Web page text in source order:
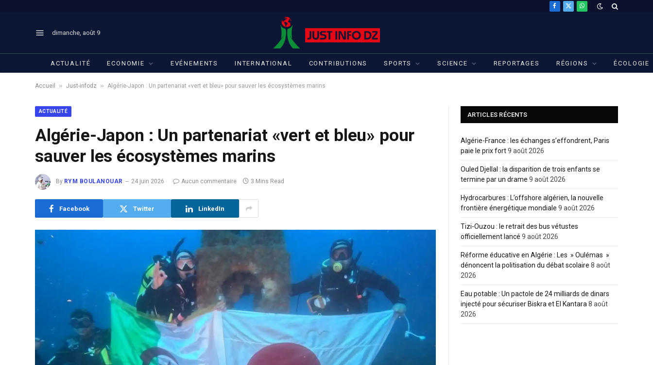
Facebook
X
WhatsApp
dimanche, août 9
ACTUALITÉ ECONOMIE EVÉNEMENTS INTERNATIONAL CONTRIBUTIONS SPORTS SCIENCE REPORTAGES RÉGIONS ÉCOLOGIE
Accueil » Just-infodz » Algérie-Japon : Un partenariat «vert et bleu» pour sauver les écosystèmes marins​
ACTUALITÉ
Algérie-Japon : Un partenariat «vert et bleu» pour
sauver les écosystèmes marins​
By RYM BOULANOUAR 24 juin 2026 Aucun commentaire 3 Mins Read
Facebook Twitter LinkedIn
ARTICLES RÉCENTS
Algérie-France : les échanges s’effondrent, Paris
paie le prix fort9 août 2026
Ouled Djellal : la disparition de trois enfants se
termine par un drame 9 août 2026
Hydrocarbures : L’offshore algérien, la nouvelle
frontière énergétique mondiale 9 août 2026
Tizi-Ouzou : le retrait des bus vétustes
officiellement lancé 9 août 2026
Réforme éducative en Algérie : Les » Oulémas »
dénoncent la politisation du débat scolaire 8 août
2026
Eau potable : Un pactole de 24 milliards de dinars
injecté pour sécuriser Biskra et El Kantara 8 août
2026